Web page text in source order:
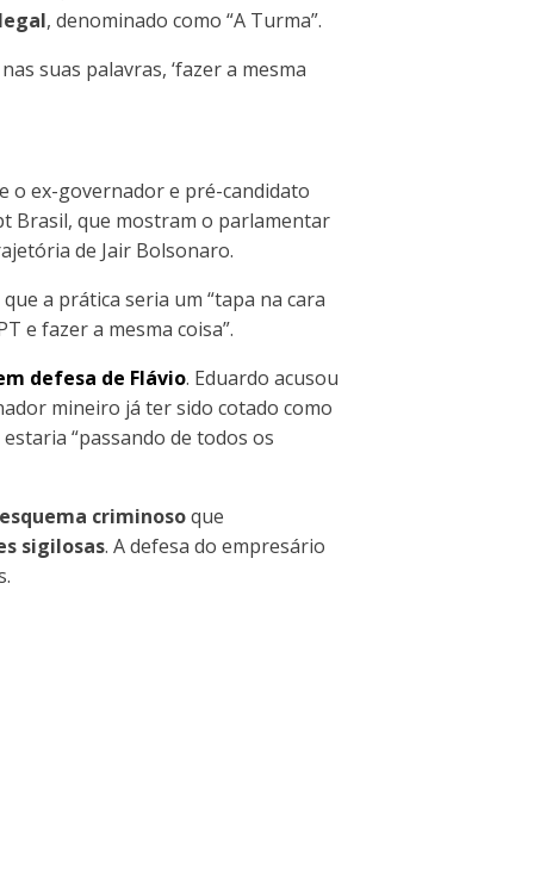
, denominado como “A Turma”.
suas palavras, ‘fazer a mesma
o ex-governador e pré-candidato
Brasil, que mostram o parlamentar
de Jair Bolsonaro.
a prática seria um “tapa na cara
e fazer a mesma coisa”.
defesa de Flávio. Eduardo acusou
mineiro já ter sido cotado como
“passando de todos os
criminosoque
sigilosas. A defesa do empresário